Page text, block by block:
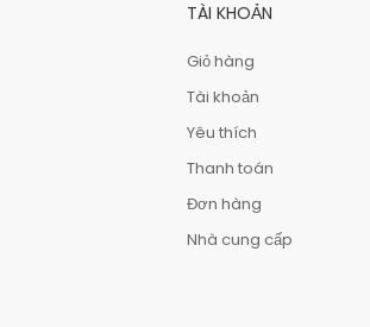
TÀI KHOẢN
Giỏ hàng
Tài khoản
Yêu thích
Thanh toán
Đơn hàng
Nhà cung cấp